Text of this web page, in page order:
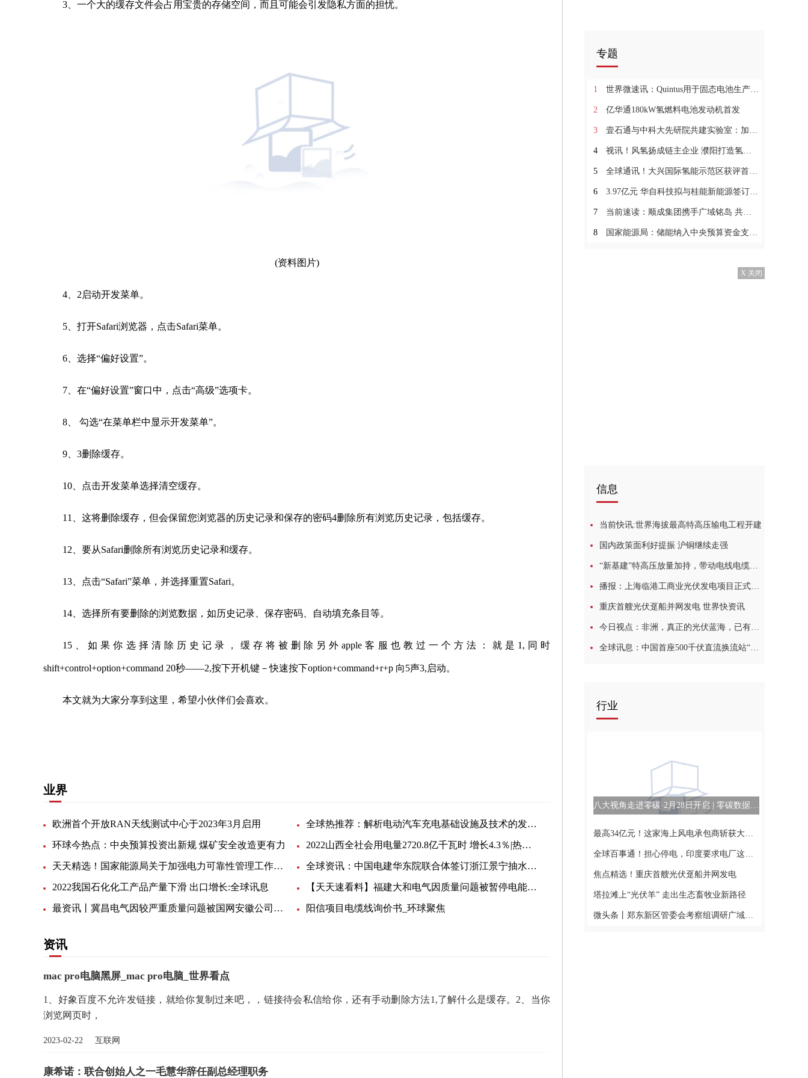
3、一个大的缓存文件会占用宝贵的存储空间，而且可能会引发隐私方面的担忧。
(资料图片)
4、2启动开发菜单。
5、打开Safari浏览器，点击Safari菜单。
6、选择“偏好设置”。
7、在“偏好设置”窗口中，点击“高级”选项卡。
8、 勾选“在菜单栏中显示开发菜单”。
9、3删除缓存。
10、点击开发菜单选择清空缓存。
11、这将删除缓存，但会保留您浏览器的历史记录和保存的密码4删除所有浏览历史记录，包括缓存。
12、要从Safari删除所有浏览历史记录和缓存。
13、点击“Safari”菜单，并选择重置Safari。
14、选择所有要删除的浏览数据，如历史记录、保存密码、自动填充条目等。
15、如果你选择清除历史记录，缓存将被删除另外apple客服也教过一个方法：就是1,同时
shift+control+option+command 20秒——2,按下开机键－快速按下option+command+r+p 向5声3,启动。
本文就为大家分享到这里，希望小伙伴们会喜欢。
业界
欧洲首个开放RAN天线测试中心于2023年3月启用 全球热推荐：解析电动汽车充电基础设施及技术的发展趋势
环球今热点：中央预算投资出新规 煤矿安全改造更有力 2022山西全社会用电量2720.8亿千瓦时 增长4.3％|热消息
天天精选！国家能源局关于加强电力可靠性管理工作的意见 全球资讯：中国电建华东院联合体签订浙江景宁抽水蓄能电站EPC合同
2022我国石化化工产品产量下滑 出口增长:全球讯息 【天天速看料】福建大和电气因质量问题被暂停电能计量箱中标资格6个月
最资讯丨冀昌电气因较严重质量问题被国网安徽公司暂停产品中标资格6个月 阳信项目电缆线询价书_环球聚焦
资讯
mac pro电脑黑屏_mac pro电脑_世界看点
1、好象百度不允许发链接，就给你复制过来吧，，链接待会私信给你，还有手动删除方法1,了解什么是缓存。2、当你
浏览网页时，
2023-02-22 互联网
康希诺：联合创始人之一毛慧华辞任副总经理职务
专题
1 世界微速讯：Quintus用于固态电池生产的可扩展压机重磅上线！
2 亿华通180kW氢燃料电池发动机首发
3 壹石通与中科大先研院共建实验室：加速固体氧化物燃料电池产业化
4 视讯！风氢扬成链主企业 濮阳打造氢能产业链集群招商新模式
5 全球通讯！大兴国际氢能示范区获评首批北京市十大高品质园区
6 3.97亿元 华自科技拟与桂能新能源签订储能电站EPC工程总承包合同
7 当前速读：顺成集团携手广域铭岛 共同推动煤化工行业数字化节能降碳
8 国家能源局：储能纳入中央预算资金支持！高度重视并推进健全新型储能价格和市场机制 环球新消息
X 关闭
信息
当前快讯:世界海拔最高特高压输电工程开建
国内政策面利好提振 沪铜继续走强
“新基建”特高压放量加持，带动电线电缆市场快速发展
播报：上海临港工商业光伏发电项目正式并网发电
重庆首艘光伏趸船并网发电 世界快资讯
今日视点：非洲，真正的光伏蓝海，已有多家中国企业率先布局
全球讯息：中国首座500千伏直流换流站“焕新”改造进入攻坚冲刺阶段
行业
八大视角走进零碳·2月28日开启 | 零碳数据中心论坛-今日最新
最高34亿元！这家海上风电承包商斩获大单-当前报道
全球百事通！担心停电，印度要求电厂这么做
焦点精选！重庆首艘光伏趸船并网发电
塔拉滩上“光伏羊” 走出生态畜牧业新路径
微头条丨郑东新区管委会考察组调研广域铭岛 双方就产业数字化探讨合作